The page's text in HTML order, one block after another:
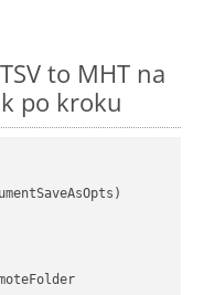
to MHT na
po kroku